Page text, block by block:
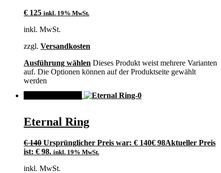
€ 125 inkl. 19% MwSt.
inkl. MwSt.
zzgl. Versandkosten
Ausführung wählen Dieses Produkt weist mehrere Varianten
auf. Die Optionen können auf der Produktseite gewählt
werden
Eternal Ring
€140 Ursprünglicher Preis war: € 140€ 98Aktueller Preis
ist: € 98. inkl. 19% MwSt.
inkl. MwSt.